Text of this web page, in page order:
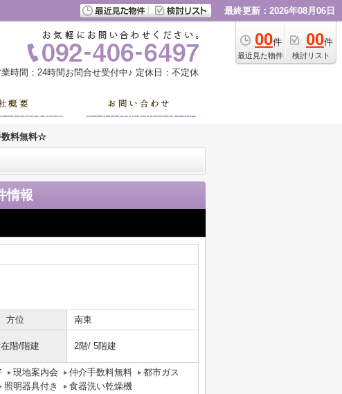
最終更新：2026年08月06日
00件
最近見た物件
00件
検討リスト
時間：24時間お問合せ受付中♪ 定休日：不定休
数料無料☆
情報
方位 南東
階/階建 2階/ 5階建
現地案内会 仲介手数料無料
都市ガス
照明器具付き
食器洗い乾燥機